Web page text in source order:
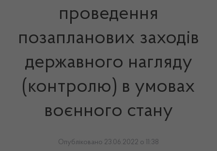
проведення
позапланових заходів
державного нагляду
(контролю) в умовах
воєнного стану
Опубліковано 23.06.2022 о 11:38